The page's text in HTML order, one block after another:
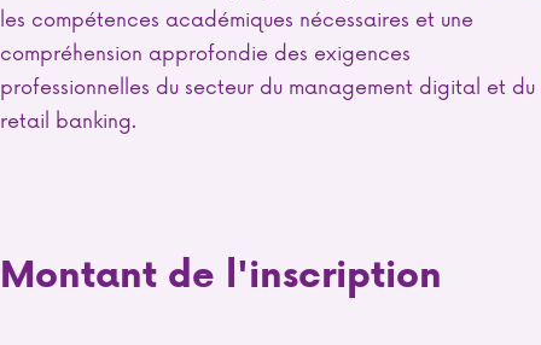
les compétences académiques nécessaires et une
compréhension approfondie des exigences
professionnelles du secteur du management digital et du
retail banking.
Montant de l'inscription